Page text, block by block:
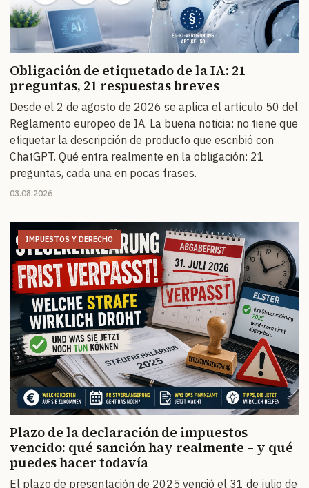
Obligación de etiquetado de la IA: 21
preguntas, 21 respuestas breves
Desde el 2 de agosto de 2026 se aplica el artículo 50 del
Reglamento europeo de IA. La buena noticia: no tiene que
etiquetar la descripción de producto que escribió con
ChatGPT. Qué entra realmente en la obligación: 21
preguntas, cada una en pocas frases.
03.08.2026
IMPUESTOS Y DERECHO
Plazo de la declaración de impuestos
vencido: qué sanción hay realmente – y qué
puedes hacer todavía
El plazo de presentación de 2025 venció el 31 de julio de